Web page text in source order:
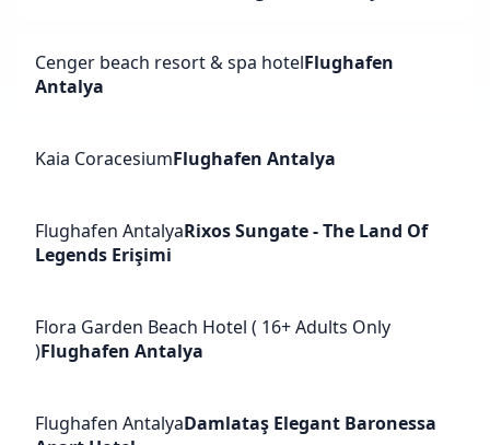
Cenger beach resort & spa hotelFlughafen
Antalya
Kaia CoracesiumFlughafen Antalya
Flughafen AntalyaRixos Sungate - The Land Of
Legends Erişimi
Flora Garden Beach Hotel ( 16+ Adults Only
)Flughafen Antalya
Flughafen AntalyaDamlataş Elegant Baronessa